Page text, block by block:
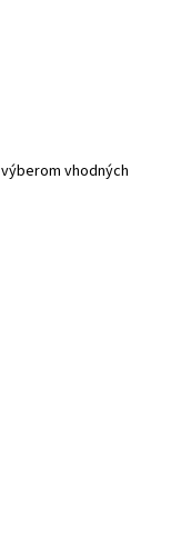
vhodných